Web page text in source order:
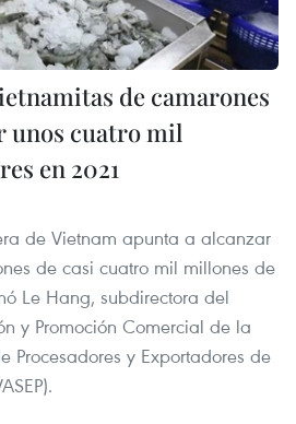
de camarones
unos cuatro mil
en 2021
de Vietnam apunta a alcanzar
de casi cuatro mil millones de
Le Hang, subdirectora del
y Promoción Comercial de la
Procesadores y Exportadores de